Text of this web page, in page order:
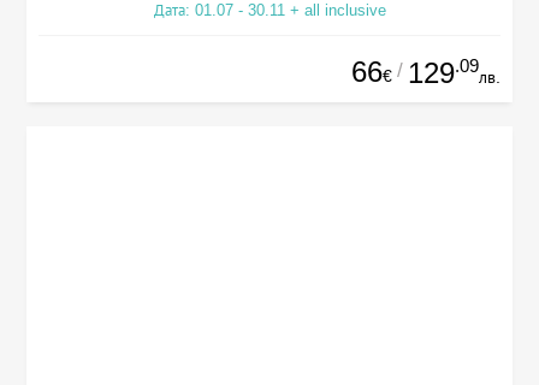
Дата: 01.07 - 30.11 + all inclusive
66€ / 129.09
лв.